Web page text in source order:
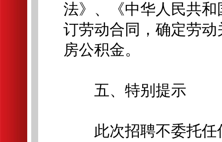
法》、《中华人民共
订劳动合同，确定劳
房公积金。
五、特别提示
此次招聘不委托任